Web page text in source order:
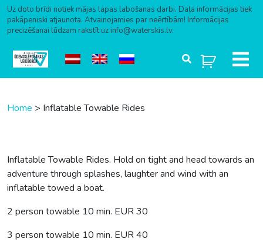
Uz doto brīdi notiek mājas lapas labošanas darbi. Daļa informācijas tiek
pakāpeniski atjaunota. Atvainojamies par neērtībām! Informācijas
precizēšanai lūdzam rakstīt uz info@waterskis.lv.
Home > Inflatable Towable Rides
Inflatable Towable Rides. Hold on tight and head towards an
adventure through splashes, laughter and wind with an
inflatable towed a boat.
2 person towable 10 min. EUR 30
3 person towable 10 min. EUR 40